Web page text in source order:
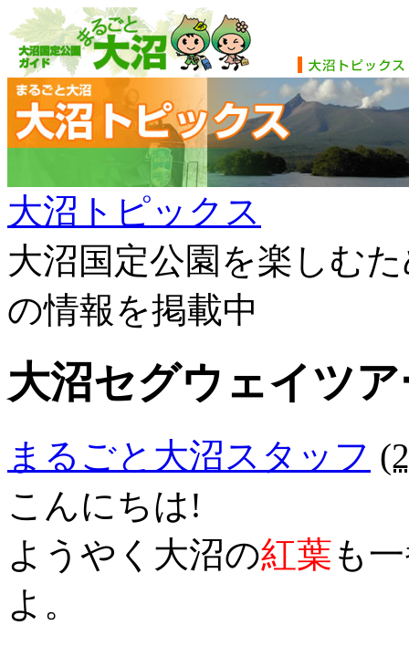
大沼トピックス
大沼国定公園を楽しむ
の情報を掲載中
大沼セグウェイツ
まるごと大沼スタッフ (
こんにちは!
ようやく大沼の紅葉も
よ。